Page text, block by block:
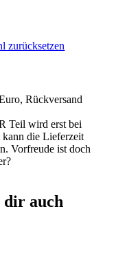
zurücksetzen
Rückversand
Teil wird erst bei
kann die Lieferzeit
Vorfreude ist doch
dir auch